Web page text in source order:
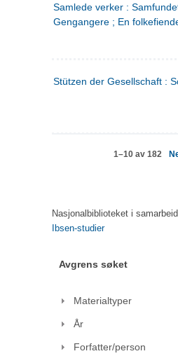
Samlede verker :
Gengangere ; En
Stützen der Gesellschaft :
1–10 av 182
Nasjonalbiblioteket i
Ibsen-studier
Avgrens søket
Materialtyper
År
Forfatter/person